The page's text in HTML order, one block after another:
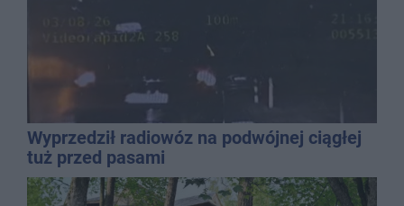
Wyprzedził radiowóz na podwójnej ciągłej
tuż przed pasami